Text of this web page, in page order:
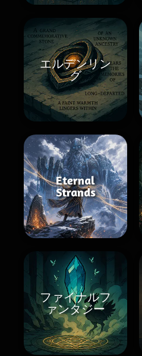
エルデンリン
グ
Eternal
Strands
ファイナルフ
ァンタジー